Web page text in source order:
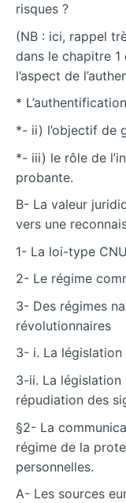
risques ?
(NB : ici, rappel
dans le chapitre
l’aspect de
*
*- ii) l’objectif de
*- iii) le rôle de
probante.
B- La valeur
vers une
1- La loi-type
2- Le régime
3- Des régimes
révolutionnaires
3- i. La législation
3-ii. La législation
répudiation des
§2- La
régime de la
personnelles.
A- Les sources